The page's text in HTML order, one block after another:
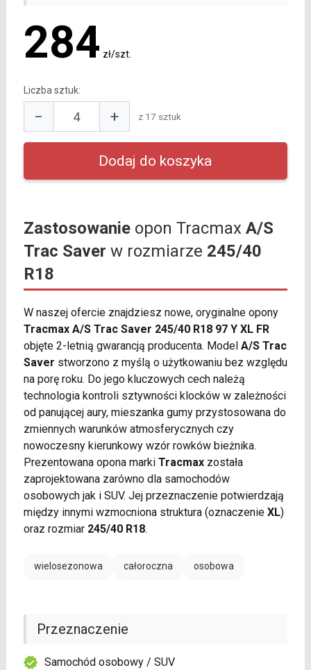
284 zł/szt.
Liczba sztuk:
− + z 17 sztuk
Zastosowanieopon Tracmax A/S
Trac Saver w rozmiarze 245/40
R18
W naszej ofercie znajdziesz nowe, oryginalne opony
Tracmax A/S Trac Saver 245/40 R18 97 Y XL FR
objęte 2-letnią gwarancją producenta. Model A/S Trac
Saver stworzono z myślą o użytkowaniu bez względu
na porę roku. Do jego kluczowych cech należą
technologia kontroli sztywności klocków w zależności
od panującej aury, mieszanka gumy przystosowana do
zmiennych warunków atmosferycznych czy
nowoczesny kierunkowy wzór rowków bieżnika.
Prezentowana opona marki Tracmaxzostała
zaprojektowana zarówno dla samochodów
osobowych jak i SUV. Jej przeznaczenie potwierdzają
między innymi wzmocniona struktura (oznaczenie XL)
oraz rozmiar 245/40 R18.
wielosezonowa całoroczna osobowa
Przeznaczenie
Samochód osobowy / SUV